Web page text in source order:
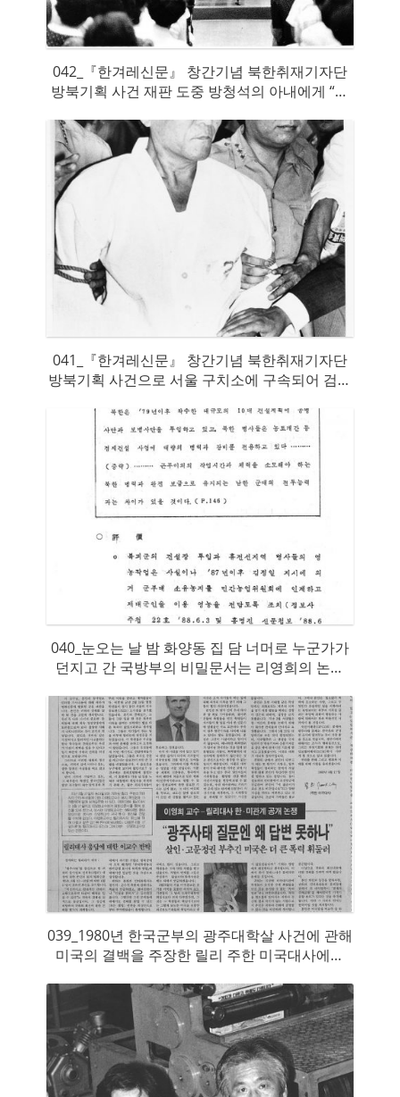
042_『한겨레신문』 창간기념 북한취재기자단
방북기획 사건 재판 도중 방청석의 아내에게 “여
무관이 급히 제지하는 모습을 어느 방청객이 몰
래 찍은 사진
041_『한겨레신문』 창간기념 북한취재기자단
방북기획 사건으로 서울 구치소에 구속되어 검찰
040_눈오는 날 밤 화양동 집 담 너머로 누군가가
던지고 간 국방부의 비밀문서는 리영희의 논문
청난 파장을 단적으로 보여준다.
039_1980년 한국군부의 광주대학살 사건에 관해
미국의 결백을 주장한 릴리 주한 미국대사에게
논쟁을 보도한 신문기사(1988년 7월 3일~9일 『
평화신문』)